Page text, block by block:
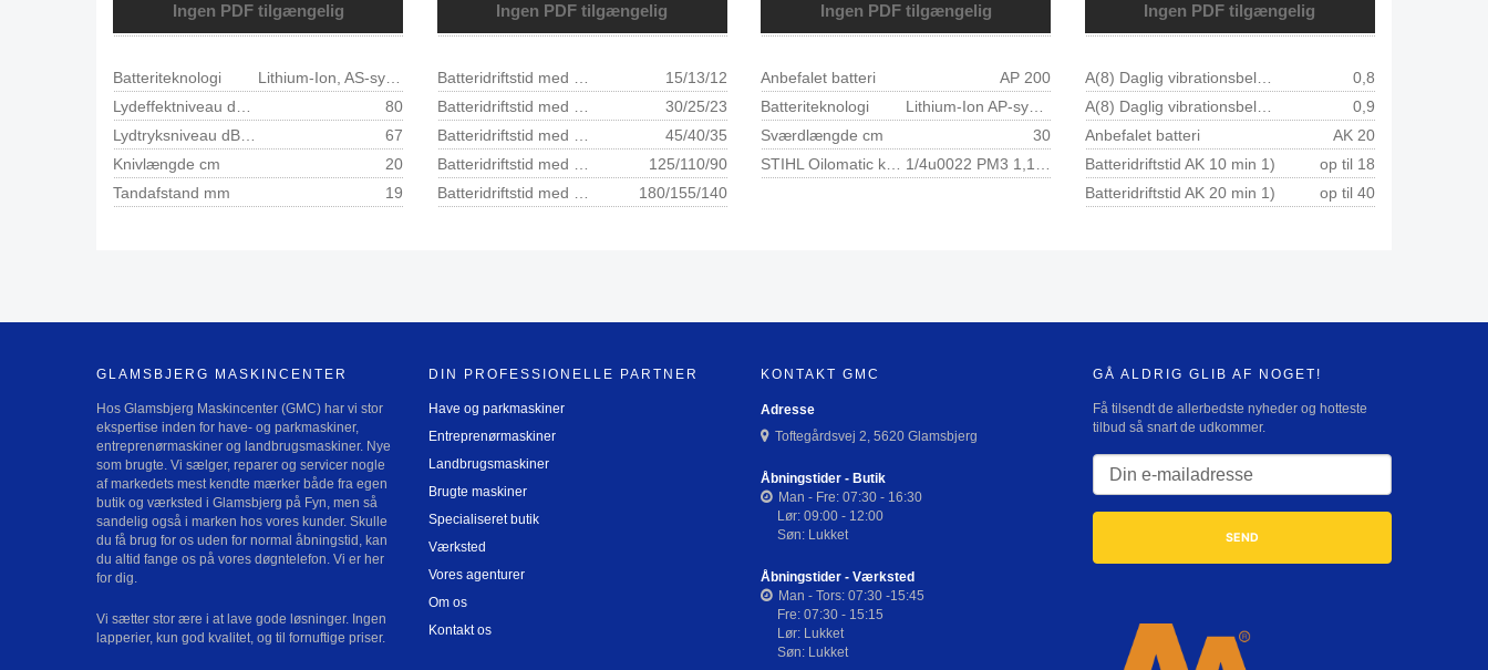
Ingen PDF tilgængelig
Batteriteknologi
80
67
Knivlængde cm
20
Tandafstand mm
19
Ingen PDF tilgængelig
15/13/12
30/25/23
45/40/35
125/110/90
180/155/140
Ingen PDF tilgængelig
Anbefalet batteri
AP 200
Batteriteknologi
Sværdlængde cm
30
Ingen PDF tilgængelig
A(8) Daglig vibrationsbelastning 1 højre m/s²
0,8
A(8) Daglig vibrationsbelastning 1 venstre m/s²
0,9
Anbefalet batteri
AK 20
Batteridriftstid AK 10 min 1)
op til 18
Batteridriftstid AK 20 min 1)
op til 40
GLAMSBJERG MASKINCENTER
Hos Glamsbjerg Maskincenter (GMC) har vi stor
ekspertise inden for have- og parkmaskiner,
entreprenørmaskiner og landbrugsmaskiner. Nye
som brugte. Vi sælger, reparer og servicer nogle
af markedets mest kendte mærker både fra egen
butik og værksted i Glamsbjerg på Fyn, men så
sandelig også i marken hos vores kunder. Skulle
du få brug for os uden for normal åbningstid, kan
du altid fange os på vores døgntelefon. Vi er her
for dig.
Vi sætter stor ære i at lave gode løsninger. Ingen
lapperier, kun god kvalitet, og til fornuftige priser.
DIN PROFESSIONELLE PARTNER
Have og parkmaskiner
Entreprenørmaskiner
Landbrugsmaskiner
Brugte maskiner
Specialiseret butik
Værksted
Vores agenturer
Om os
Kontakt os
KONTAKT GMC
Adresse
Toftegårdsvej 2, 5620 Glamsbjerg
Åbningstider - Butik
Man - Fre: 07:30 - 16:30
Lør: 09:00 - 12:00
Søn: Lukket
Åbningstider - Værksted
Man - Tors: 07:30 -15:45
Fre: 07:30 - 15:15
Lør: Lukket
Søn: Lukket
GÅ ALDRIG GLIB AF NOGET!
Få tilsendt de allerbedste nyheder og hotteste
tilbud så snart de udkommer.